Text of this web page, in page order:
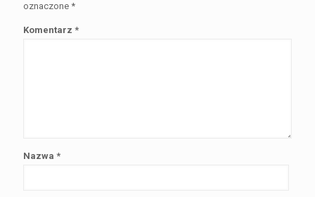
oznaczone *
Komentarz *
Nazwa *